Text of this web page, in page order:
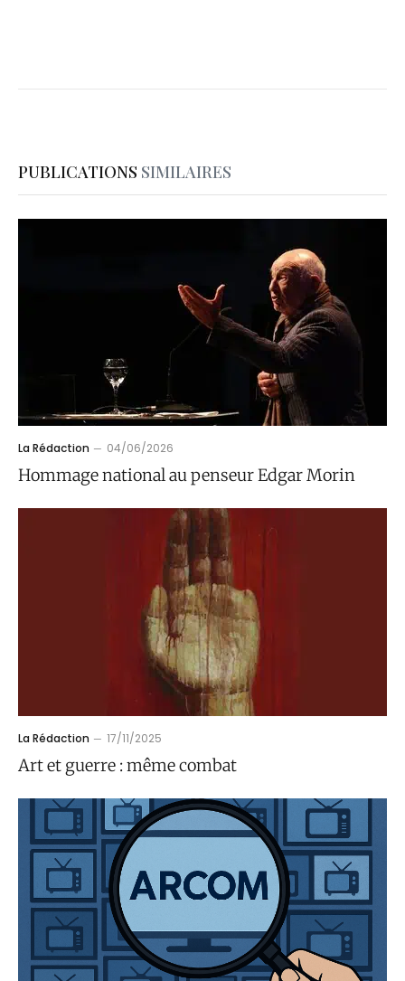
PUBLICATIONS SIMILAIRES
La Rédaction 04/06/2026
Hommage national au penseur Edgar Morin
La Rédaction 17/11/2025
Art et guerre : même combat